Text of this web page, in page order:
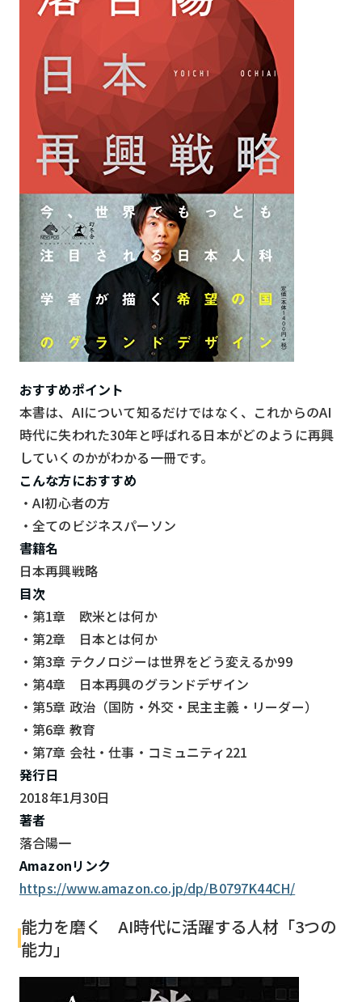
おすすめポイント
本書は、AIについて知るだけではなく、これからのAI
時代に失われた30年と呼ばれる日本がどのように再興
していくのかがわかる一冊です。
こんな方におすすめ
・AI初心者の方
・全てのビジネスパーソン
書籍名
日本再興戦略
目次
・第1章 欧米とは何か
・第2章 日本とは何か
・第3章 テクノロジーは世界をどう変えるか99
・第4章 日本再興のグランドデザイン
・第5章 政治（国防・外交・民主主義・リーダー）
・第6章 教育
・第7章 会社・仕事・コミュニティ221
発行日
2018年1月30日
著者
落合陽一
Amazonリンク
https://www.amazon.co.jp/dp/B0797K44CH/
能力を磨く AI時代に活躍する人材「3つの
能力」